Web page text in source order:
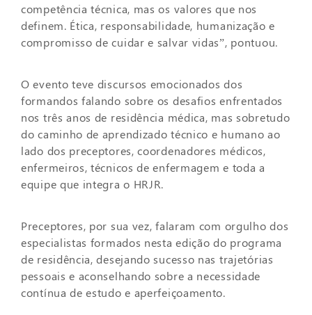
competência técnica, mas os valores que nos
definem. Ética, responsabilidade, humanização e
compromisso de cuidar e salvar vidas”, pontuou.
O evento teve discursos emocionados dos
formandos falando sobre os desafios enfrentados
nos três anos de residência médica, mas sobretudo
do caminho de aprendizado técnico e humano ao
lado dos preceptores, coordenadores médicos,
enfermeiros, técnicos de enfermagem e toda a
equipe que integra o HRJR.
Preceptores, por sua vez, falaram com orgulho dos
especialistas formados nesta edição do programa
de residência, desejando sucesso nas trajetórias
pessoais e aconselhando sobre a necessidade
contínua de estudo e aperfeiçoamento.